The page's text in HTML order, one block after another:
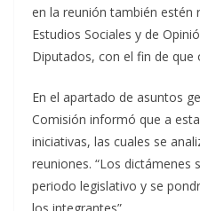
en la reunión también estén
Estudios Sociales y de
Diputados, con el fin de
En el apartado de asuntos
Comisión informó que a
iniciativas, las cuales se
reuniones. “Los dictámenes
periodo legislativo y se